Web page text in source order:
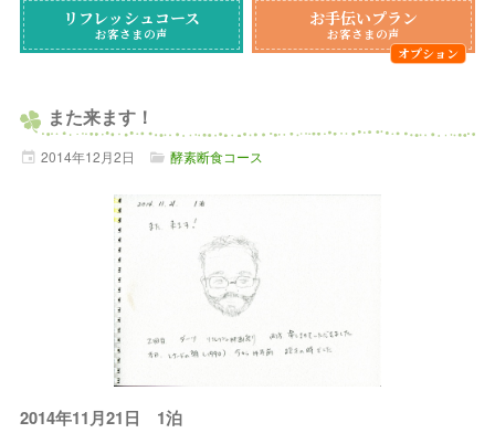
リフレッシュコース
お客さまの声
お手伝いプラン
お客さまの声
また来ます！
2014年12月2日 酵素断食コース
2014年11月21日 1泊